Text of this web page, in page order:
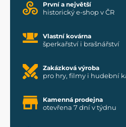
První a největší
historický e-shop v ČR
Vlastní kovárna
šperkařství i brašnářství
Zakázková výroba
pro hry, filmy i hudební
Kamenná prodejna
otevřena 7 dní v týdnu